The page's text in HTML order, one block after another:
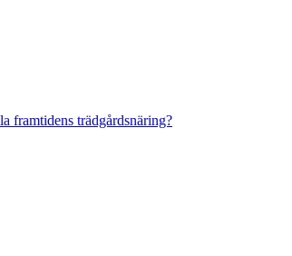
framtidens trädgårdsnäring?